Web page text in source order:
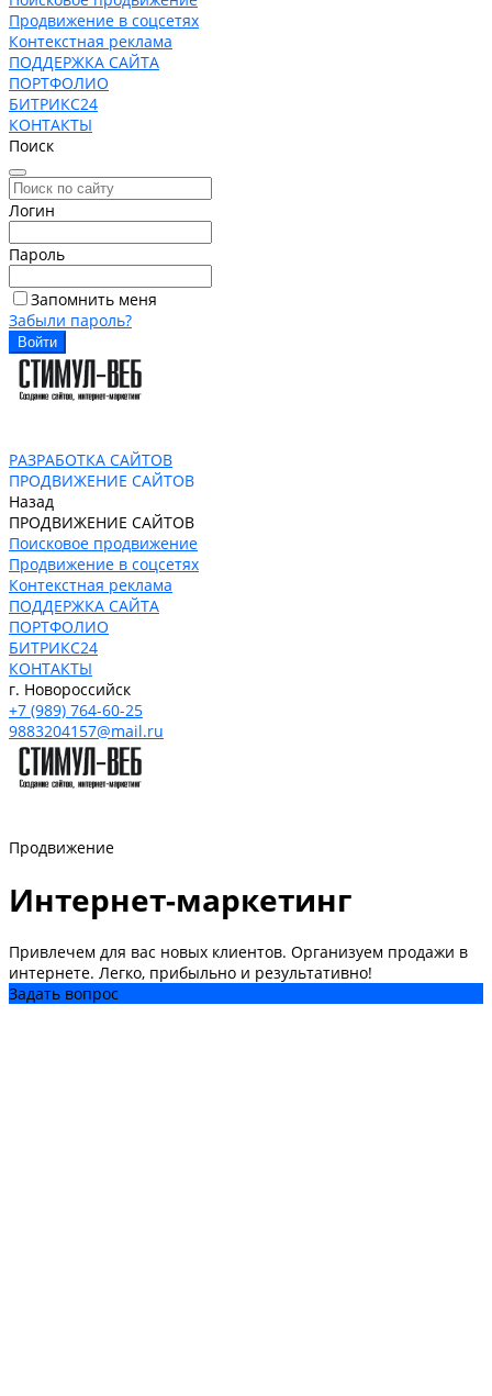
Продвижение в соцсетях
Контекстная реклама
ПОДДЕРЖКА САЙТА
ПОРТФОЛИО
БИТРИКС24
КОНТАКТЫ
Поиск
Логин
Пароль
Запомнить меня
Забыли пароль?
РАЗРАБОТКА САЙТОВ
ПРОДВИЖЕНИЕ САЙТОВ
Назад
ПРОДВИЖЕНИЕ САЙТОВ
Поисковое продвижение
Продвижение в соцсетях
Контекстная реклама
ПОДДЕРЖКА САЙТА
ПОРТФОЛИО
БИТРИКС24
КОНТАКТЫ
г. Новороссийск
+7 (989) 764-60-25
9883204157@mail.ru
Продвижение
Интернет-маркетинг
Привлечем для вас новых клиентов. Организуем продажи в
интернете. Легко, прибыльно и результативно!
Задать вопрос